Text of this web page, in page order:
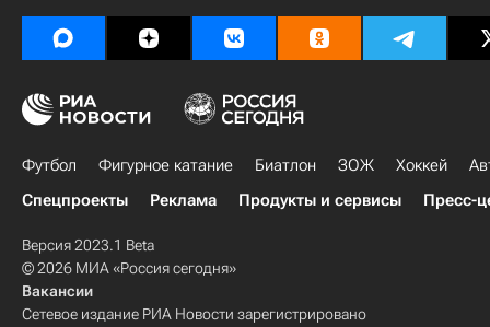
Футбол Фигурное катание Биатлон ЗОЖ Хоккей
Спецпроекты
Реклама Продукты и сервисы Пресс-
Версия 2023.1 Beta
© 2026 МИА «Россия сегодня»
Вакансии
Сетевое издание РИА Новости зарегистрировано